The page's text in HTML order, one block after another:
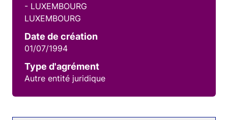
- LUXEMBOURG
LUXEMBOURG
Date de création
01/07/1994
Type d'agrément
Autre entité juridique